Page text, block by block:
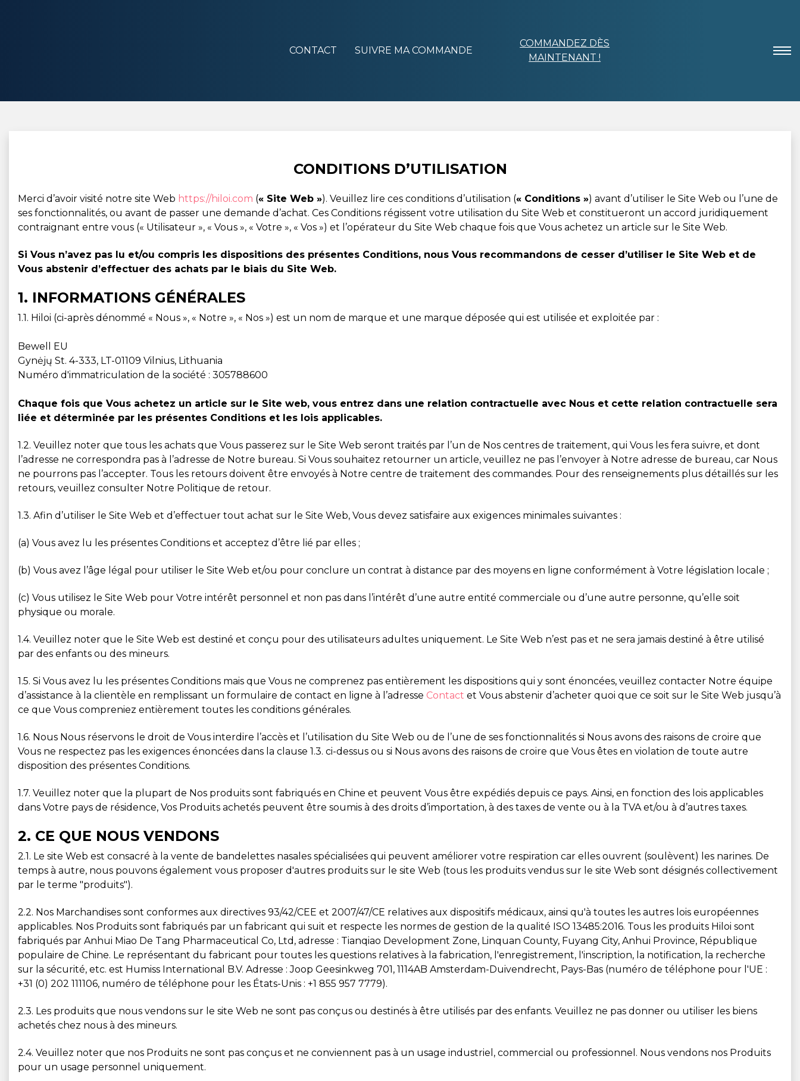
CONTACT SUIVRE MA COMMANDE
COMMANDEZ DÈS
MAINTENANT !
CONDITIONS D’UTILISATION
Merci d’avoir visité notre site Web https://hiloi.com (« Site Web »). Veuillez lire ces conditions d’utilisation (« Conditions ») avant d’utiliser le Site Web ou l’une de
ses fonctionnalités, ou avant de passer une demande d’achat. Ces Conditions régissent votre utilisation du Site Web et constitueront un accord juridiquement
contraignant entre vous (« Utilisateur », « Vous », « Votre », « Vos ») et l’opérateur du Site Web chaque fois que Vous achetez un article sur le Site Web.
Si Vous n’avez pas lu et/ou compris les dispositions des présentes Conditions, nous Vous recommandons de cesser d’utiliser le Site Web et de
Vous abstenir d’effectuer des achats par le biais du Site Web.
1. INFORMATIONS GÉNÉRALES
1.1. Hiloi (ci-après dénommé « Nous », « Notre », « Nos ») est un nom de marque et une marque déposée qui est utilisée et exploitée par :
Bewell EU
Gynėjų St. 4-333, LT-01109 Vilnius, Lithuania
Numéro d'immatriculation de la société : 305788600
Chaque fois que Vous achetez un article sur le Site web, vous entrez dans une relation contractuelle avec Nous et cette relation contractuelle sera
liée et déterminée par les présentes Conditions et les lois applicables.
1.2. Veuillez noter que tous les achats que Vous passerez sur le Site Web seront traités par l’un de Nos centres de traitement, qui Vous les fera suivre, et dont
l’adresse ne correspondra pas à l’adresse de Notre bureau. Si Vous souhaitez retourner un article, veuillez ne pas l’envoyer à Notre adresse de bureau, car Nous
ne pourrons pas l’accepter. Tous les retours doivent être envoyés à Notre centre de traitement des commandes. Pour des renseignements plus détaillés sur les
retours, veuillez consulter Notre Politique de retour.
1.3. Afin d’utiliser le Site Web et d’effectuer tout achat sur le Site Web, Vous devez satisfaire aux exigences minimales suivantes :
(a) Vous avez lu les présentes Conditions et acceptez d’être lié par elles ;
(b) Vous avez l’âge légal pour utiliser le Site Web et/ou pour conclure un contrat à distance par des moyens en ligne conformément à Votre législation locale ;
(c) Vous utilisez le Site Web pour Votre intérêt personnel et non pas dans l’intérêt d’une autre entité commerciale ou d’une autre personne, qu’elle soit
physique ou morale.
1.4. Veuillez noter que le Site Web est destiné et conçu pour des utilisateurs adultes uniquement. Le Site Web n’est pas et ne sera jamais destiné à être utilisé
par des enfants ou des mineurs.
1.5. Si Vous avez lu les présentes Conditions mais que Vous ne comprenez pas entièrement les dispositions qui y sont énoncées, veuillez contacter Notre équipe
d’assistance à la clientèle en remplissant un formulaire de contact en ligne à l’adresse Contact et Vous abstenir d’acheter quoi que ce soit sur le Site Web jusqu’à
ce que Vous compreniez entièrement toutes les conditions générales.
1.6. Nous Nous réservons le droit de Vous interdire l’accès et l’utilisation du Site Web ou de l’une de ses fonctionnalités si Nous avons des raisons de croire que
Vous ne respectez pas les exigences énoncées dans la clause 1.3. ci-dessus ou si Nous avons des raisons de croire que Vous êtes en violation de toute autre
disposition des présentes Conditions.
1.7. Veuillez noter que la plupart de Nos produits sont fabriqués en Chine et peuvent Vous être expédiés depuis ce pays. Ainsi, en fonction des lois applicables
dans Votre pays de résidence, Vos Produits achetés peuvent être soumis à des droits d’importation, à des taxes de vente ou à la TVA et/ou à d’autres taxes.
2. CE QUE NOUS VENDONS
2.1. Le site Web est consacré à la vente de bandelettes nasales spécialisées qui peuvent améliorer votre respiration car elles ouvrent (soulèvent) les narines. De
temps à autre, nous pouvons également vous proposer d'autres produits sur le site Web (tous les produits vendus sur le site Web sont désignés collectivement
par le terme "produits").
2.2. Nos Marchandises sont conformes aux directives 93/42/CEE et 2007/47/CE relatives aux dispositifs médicaux, ainsi qu'à toutes les autres lois européennes
applicables. Nos Produits sont fabriqués par un fabricant qui suit et respecte les normes de gestion de la qualité ISO 13485:2016. Tous les produits Hiloi sont
fabriqués par Anhui Miao De Tang Pharmaceutical Co, Ltd, adresse : Tianqiao Development Zone, Linquan County, Fuyang City, Anhui Province, République
populaire de Chine. Le représentant du fabricant pour toutes les questions relatives à la fabrication, l'enregistrement, l'inscription, la notification, la recherche
sur la sécurité, etc. est Humiss International B.V. Adresse : Joop Geesinkweg 701, 1114AB Amsterdam-Duivendrecht, Pays-Bas (numéro de téléphone pour l'UE :
+31 (0) 202 111106, numéro de téléphone pour les États-Unis : +1 855 957 7779).
2.3. Les produits que nous vendons sur le site Web ne sont pas conçus ou destinés à être utilisés par des enfants. Veuillez ne pas donner ou utiliser les biens
achetés chez nous à des mineurs.
2.4. Veuillez noter que nos Produits ne sont pas conçus et ne conviennent pas à un usage industriel, commercial ou professionnel. Nous vendons nos Produits
pour un usage personnel uniquement.